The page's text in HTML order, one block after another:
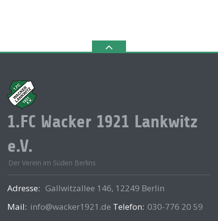
1.FC Wacker 1921 Lankwitz
e.V.
Der Verein im Süden Berlins
Adresse: Gallwitzallee 146, 12249 Berlin
Mail: info@wacker1921.de Telefon: 030-776 20 59